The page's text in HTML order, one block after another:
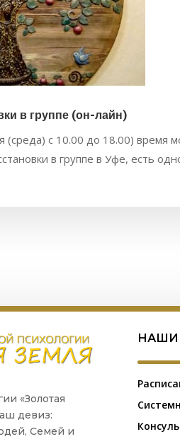
в группе (он-лайн)
(среда) с 10.00 до 18.00) время
в группе в Уфе, есть
«Золотая
девиз:
Семей и
НАШИ